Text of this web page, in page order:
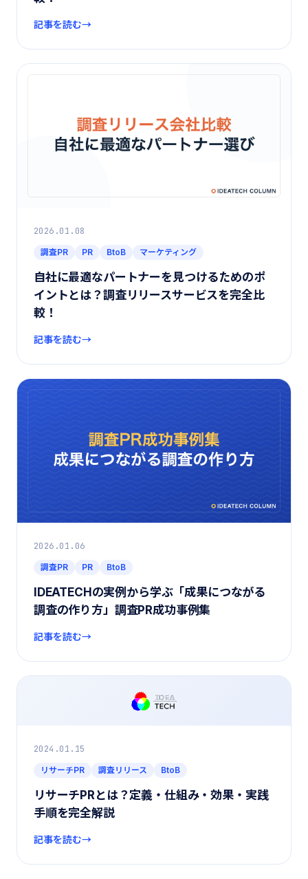
記事を読む
2026.01.08
調査PR PR BtoB マーケティング
自社に最適なパートナーを見つけるためのポ
イントとは？調査リリースサービスを完全比
較！
記事を読む
2026.01.06
調査PR PR BtoB
IDEATECHの実例から学ぶ「成果につながる
調査の作り方」調査PR成功事例集
記事を読む
2024.01.15
リサーチPR 調査リリース BtoB
リサーチPRとは？定義・仕組み・効果・実践
手順を完全解説
記事を読む